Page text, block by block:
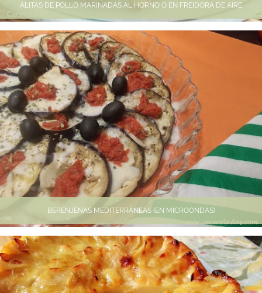
ALITAS DE POLLO MARINADAS AL HORNO O EN FREIDORA DE AIRE
BERENJENAS MEDITERRÁNEAS (EN MICROONDAS)